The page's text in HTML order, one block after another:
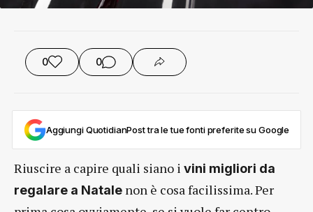
0 0
Aggiungi QuotidianPost tra le tue fonti preferite su Google
Riuscire a capire quali siano i vini migliori da
regalare a Natale non è cosa facilissima. Per